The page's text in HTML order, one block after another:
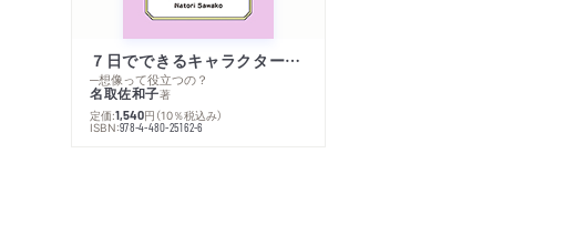
７日でできるキャラクター創作入門
─想像って役立つの？
名取佐和子著
定価:1,540円 （10％税込み）
ISBN:978-4-480-25162-6